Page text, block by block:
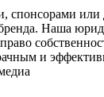
спонсорами
Наша
и